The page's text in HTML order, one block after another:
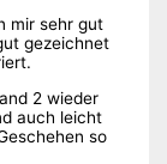
mir sehr gut
gezeichnet
2 wieder
auch leicht
so